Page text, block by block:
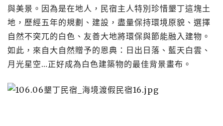
與美景。因為是在地人，民宿主人特別珍惜墾丁這塊土
地，歷經五年的規劃、建設，盡量保持環境原貌、選擇
自然不突兀的白色、友善大地將環保與節能融入建物。
如此，來自大自然贈予的恩典：日出日落、藍天白雲、
月光星空…正好成為白色建築物的最佳背景畫布。